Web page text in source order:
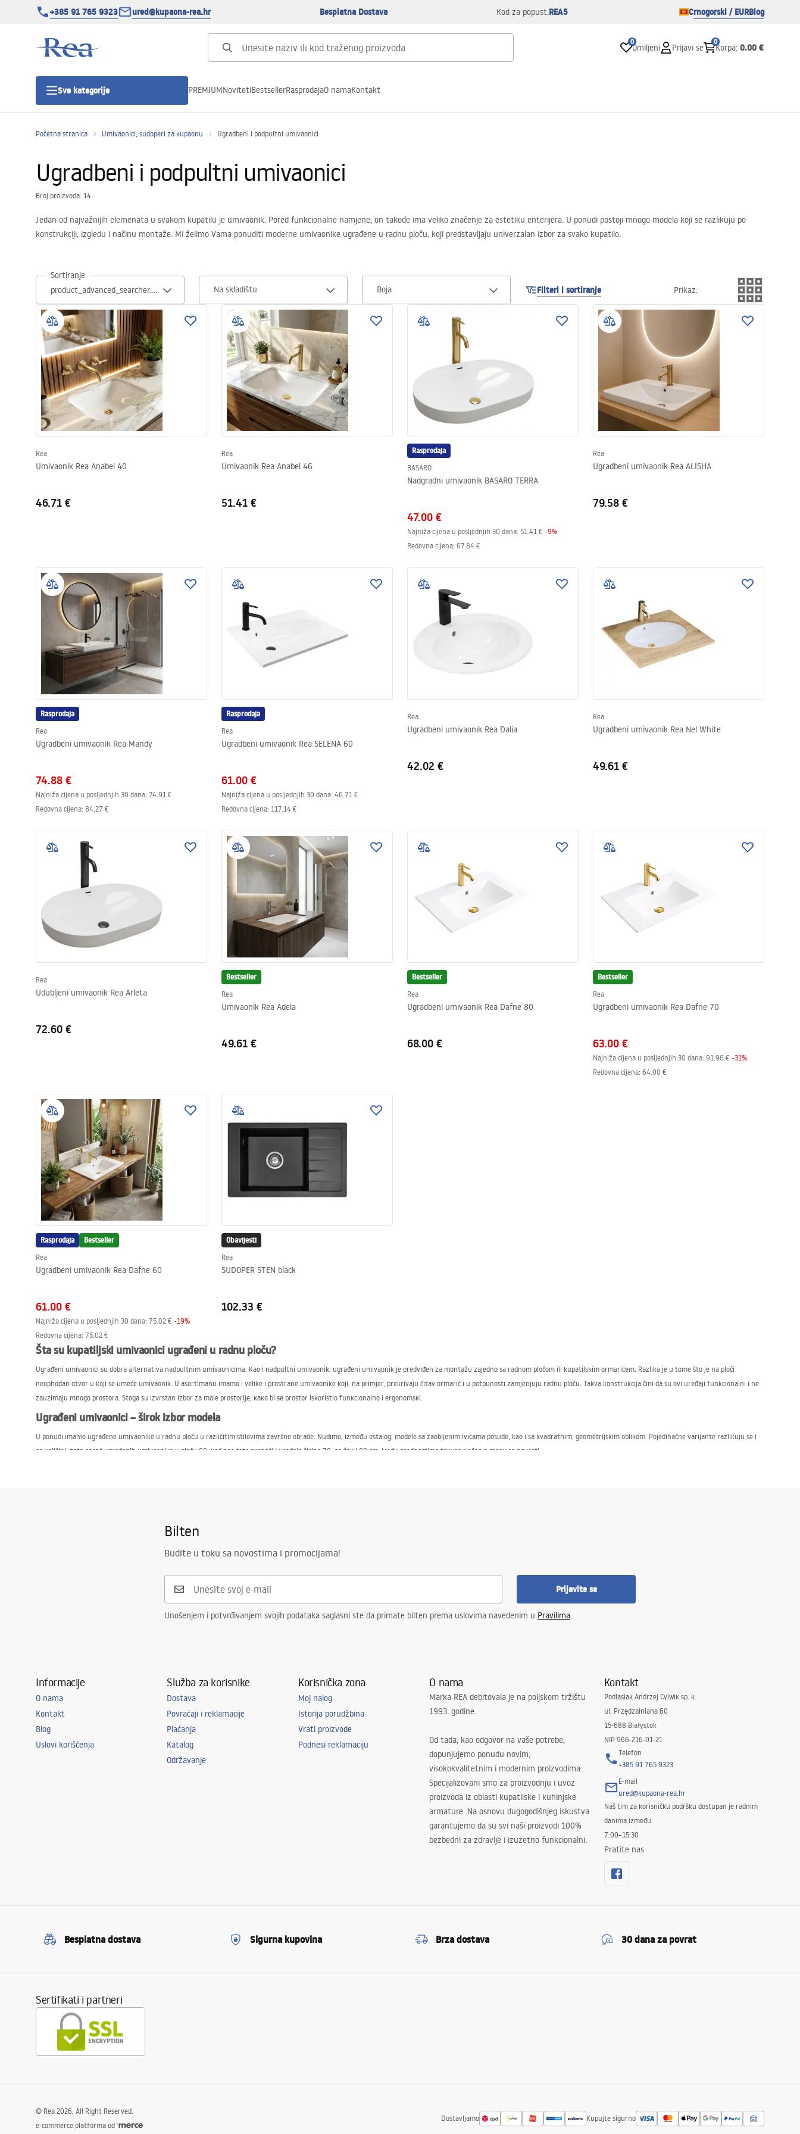
+385 91 765 9323 ured@kupaona-rea.hr Besplatna Dostava Kod za popust:REA5 Crnogorski / EURBlog
0
Omiljeni Prijavi se
0
Korpa: 0.00 €
Sve kategorije
Tuš vrata
Zahodi, toaleti
Umivaonici
Kade i paravani
Miješalice, pipe, slavine
Tuševi
PREMIUMNovitetiBestsellerRasprodajaO namaKontakt
Početna stranica Umivaonici, sudoperi za kupaonu Ugradbeni i podpultni umivaonici
Ugradbeni i podpultni umivaonici
Broj proizvoda: 14
Jedan od najvažnijih elemenata u svakom kupatilu je umivaonik. Pored funkcionalne namjene, on takođe ima veliko značenje za estetiku enterijera. U ponudi postoji mnogo modela koji se razlikuju po
konstrukciji, izgledu i načinu montaže. Mi želimo Vama ponuditi moderne umivaonike ugrađene u radnu ploču, koji predstavljaju univerzalan izbor za svako kupatilo.
Sortiranje
Na skladištu
Boja Filteri i sortiranje Prikaz:
Rea
Umivaonik Rea Anabel 40
46.71 €
Rea
Umivaonik Rea Anabel 46
51.41 €
Rasprodaja
BASARO
Nadgradni umivaonik BASARO TERRA
47.00 €
Najniža cijena u posljednjih 30 dana: 51.41 € -9%
Redovna cijena: 67.84 €
Rea
Ugradbeni umivaonik Rea ALISHA
79.58 €
Rasprodaja
Rea
Ugradbeni umivaonik Rea Mandy
74.88 €
Najniža cijena u posljednjih 30 dana: 74.91 €
Redovna cijena: 84.27 €
Rasprodaja
Rea
Ugradbeni umivaonik Rea SELENA 60
61.00 €
Najniža cijena u posljednjih 30 dana: 46.71 €
Redovna cijena: 117.14 €
Rea
Ugradbeni umivaonik Rea Dalia
42.02 €
Rea
Ugradbeni umivaonik Rea Nel White
49.61 €
Rea
Udubljeni umivaonik Rea Arleta
72.60 €
Bestseller
Rea
Umivaonik Rea Adela
49.61 €
Bestseller
Rea
Ugradbeni umivaonik Rea Dafne 80
68.00 €
Bestseller
Rea
Ugradbeni umivaonik Rea Dafne 70
63.00 €
Najniža cijena u posljednjih 30 dana: 91.96 € -31%
Redovna cijena: 64.00 €
Rasprodaja Bestseller
Rea
Ugradbeni umivaonik Rea Dafne 60
61.00 €
Najniža cijena u posljednjih 30 dana: 75.02 € -19%
Redovna cijena: 75.02 €
Obavijesti
Rea
SUDOPER STEN black
102.33 €
Šta su kupatiljski umivaonici ugrađeni u radnu ploču?
Ugrađeni umivaonici su dobra alternativa nadpultnim umivaonicima. Kao i nadpultni umivaonik, ugrađeni umivaonik je predviđen za montažu zajedno sa radnom pločom ili kupatilskim ormarićem. Razlika je u tome što je na ploči
neophodan otvor u koji se umeće umivaonik. U asortimanu imamo i velike i prostrane umivaonike koji, na primjer, prekrivaju čitav ormarić i u potpunosti zamjenjuju radnu ploču. Takva konstrukcija čini da su ovi uređaji funkcionalni i ne
zauzimaju mnogo prostora. Stoga su izvrstan izbor za male prostorije, kako bi se prostor iskoristio funkcionalno i ergonomski.
Ugrađeni umivaonici – širok izbor modela
U ponudi imamo ugrađene umivaonike u radnu ploču u različitim stilovima završne obrade. Nudimo, između ostalog, modele sa zaobljenim ivicama posude, kao i sa kvadratnim, geometrijskim oblikom. Pojedinačne varijante razlikuju se i
po veličini, zato pored ugrađenih umivaonika u ploču 60, kod nas ćete pronaći i uređaje širine 70, pa čak i 80 cm. Među prednostima takvog rješenja mogu se navesti:
keramičke modele kao i one od konglomerata. Nudimo različite tipove konstrukcija ugrađenih umivaonika u ploču 70, 80, pa čak i 100, koji će se dobro pokazati ne samo u domaćim kupatilima, već i u javnim prostorima.
Ugrađeni umivaonici u ploču – naša ponuda
REAi izvršite narudžbinu.
Bilten
Budite u toku sa novostima i promocijama!
Prijavite se
Unošenjem i potvrđivanjem svojih podataka saglasni ste da primate bilten prema uslovima navedenim u Pravilima.
Informacije
O nama
Kontakt
Blog
Uslovi korišćenja
Služba za korisnike
Dostava
Povraćaji i reklamacije
Plaćanja
Katalog
Održavanje
Korisnička zona
Moj nalog
Istorija porudžbina
Vrati proizvode
Podnesi reklamaciju
O nama
Marka REA debitovala je na poljskom tržištu
1993. godine.
Od tada, kao odgovor na vaše potrebe,
dopunjujemo ponudu novim,
visokokvalitetnim i modernim proizvodima.
Specijalizovani smo za proizvodnju i uvoz
proizvoda iz oblasti kupatilske i kuhinjske
armature. Na osnovu dugogodišnjeg iskustva
garantujemo da su svi naši proizvodi 100%
bezbedni za zdravlje i izuzetno funkcionalni.
Kontakt
Podlasiak Andrzej Cylwik sp. k.
ul. Przędzalniana 60
15-688 Białystok
NIP 966-216-01-21
Telefon
+385 91 765 9323
E-mail
ured@kupaona-rea.hr
Naš tim za korisničku podršku dostupan je radnim
danima između:
7:00–15:30
Pratite nas
Besplatna dostava Sigurna kupovina Brza dostava 30 dana za povrat
Sertifikati i partneri
Dostavljamo Kupujte sigurno
© Rea 2026. All Right Reserved.
e-commerce platforma od